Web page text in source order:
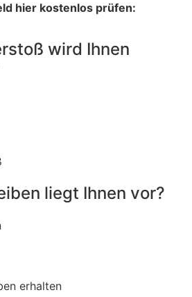
hier kostenlos prüfen:
wird Ihnen
liegt Ihnen vor?
erhalten